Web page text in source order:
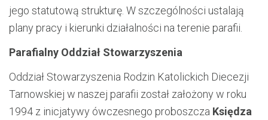
jego statutową strukturę. W szczególności ustalają
plany pracy i kierunki działalności na terenie parafii.
Parafialny Oddział Stowarzyszenia
Oddział Stowarzyszenia Rodzin Katolickich Diecezji
Tarnowskiej w naszej parafii został założony w roku
1994 z inicjatywy ówczesnego proboszcza Księdza